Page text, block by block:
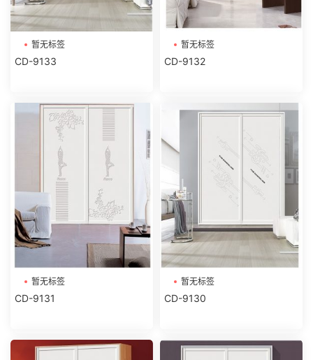
暂无标签
CD-9133
暂无标签
CD-9132
暂无标签
CD-9131
暂无标签
CD-9130